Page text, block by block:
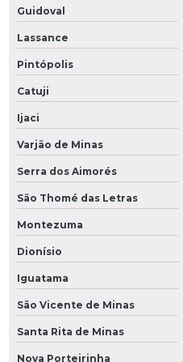
Guidoval
Lassance
Pintópolis
Catuji
Ijaci
Varjão de Minas
Serra dos Aimorés
São Thomé das Letras
Montezuma
Dionísio
Iguatama
São Vicente de Minas
Santa Rita de Minas
Nova Porteirinha